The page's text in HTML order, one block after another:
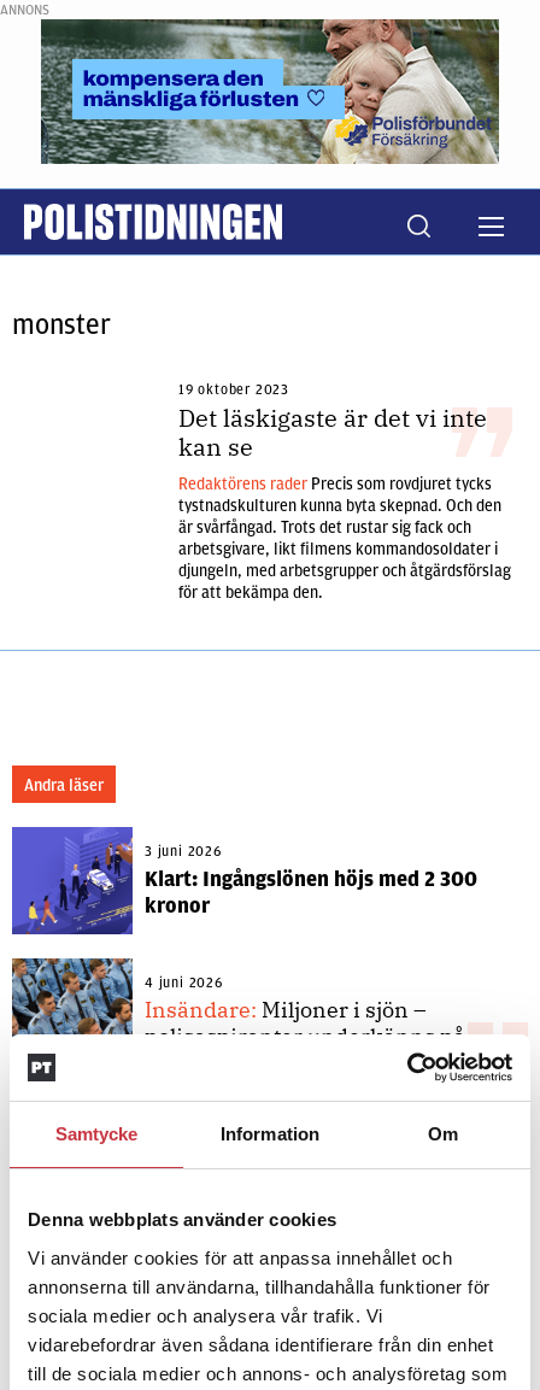
Samtycke Information Om
Denna webbplats använder cookies
Vi använder cookies för att anpassa innehållet och
annonserna till användarna, tillhandahålla funktioner för
sociala medier och analysera vår trafik. Vi
vidarebefordrar även sådana identifierare från din enhet
till de sociala medier och annons- och analysföretag som
ANNONS
monster
19 oktober 2023
Det läskigaste är det vi inte
kan se
Redaktörens rader Precis som rovdjuret tycks
tystnadskulturen kunna byta skepnad. Och den
är svårfångad. Trots det rustar sig fack och
arbetsgivare, likt filmens kommandosoldater i
djungeln, med arbetsgrupper och åtgärdsförslag
för att bekämpa den.
Andra läser
3 juni 2026
Klart: Ingångslönen höjs med 2 300
kronor
4 juni 2026
Insändare: Miljoner i sjön –
polisaspiranter underkänns på
– nu ska han lära sig grunderna
4 juni 2026
Polisregionen erkänner fel: ”Kommer
att rättas till”